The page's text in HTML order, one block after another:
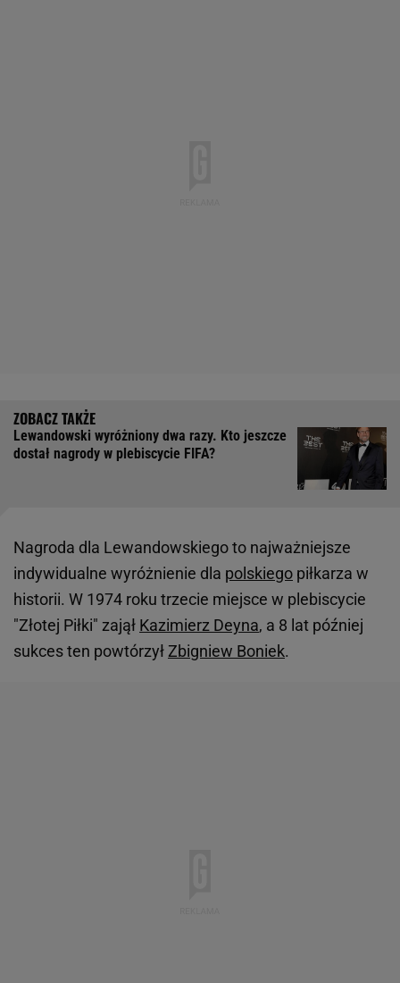
Lewandowski wyróżniony dwa razy. Kto jeszcze
dostał nagrody w plebiscycie FIFA?
Nagroda dla Lewandowskiego to najważniejsze
indywidualne wyróżnienie dla polskiego piłkarza w
historii. W 1974 roku trzecie miejsce w plebiscycie
"Złotej Piłki" zajął Kazimierz Deyna, a 8 lat później
sukces ten powtórzył Zbigniew Boniek.